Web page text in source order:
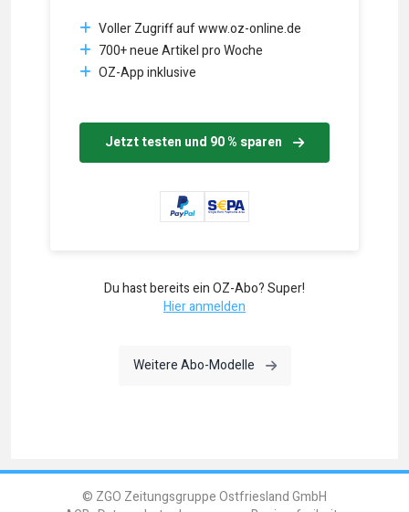
Voller Zugriff auf www.oz-online.de
700+ neue Artikel pro Woche
OZ-App inklusive
Jetzt testen und 90 % sparen
Du hast bereits ein OZ-Abo? Super!
Hier anmelden
Weitere Abo-Modelle
© ZGO Zeitungsgruppe Ostfriesland GmbH